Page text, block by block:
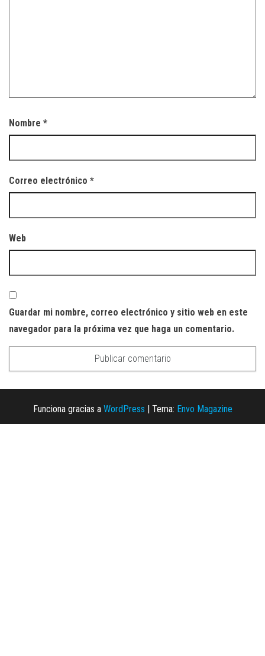
Nombre *
Correo electrónico *
Web
Guardar mi nombre, correo electrónico y sitio web en este
navegador para la próxima vez que haga un comentario.
Funciona gracias a WordPress Tema: Envo Magazine